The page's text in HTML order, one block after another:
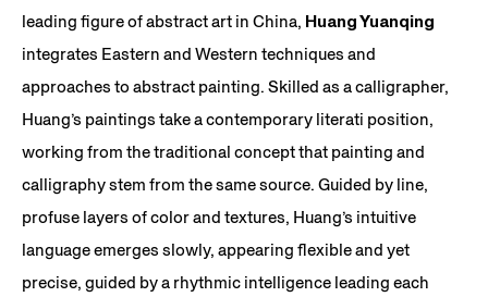
leading figure of abstract art in China, Huang Yuanqing
integrates Eastern and Western techniques and
approaches to abstract painting. Skilled as a calligrapher,
Huang’s paintings take a contemporary literati position,
working from the traditional concept that painting and
calligraphy stem from the same source. Guided by line,
profuse layers of color and textures, Huang’s intuitive
language emerges slowly, appearing flexible and yet
precise, guided by a rhythmic intelligence leading each